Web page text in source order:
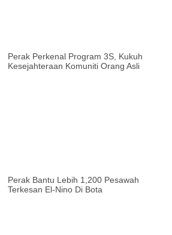
Perak Perkenal Program 3S, Kukuh
Kesejahteraan Komuniti Orang Asli
Perak Bantu Lebih 1,200 Pesawah
Terkesan El-Nino Di Bota